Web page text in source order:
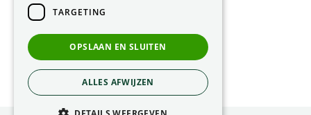
Privacy Statement
Green Solutions
TARGETING
OPSLAAN EN SLUITEN
ALLES AFWIJZEN